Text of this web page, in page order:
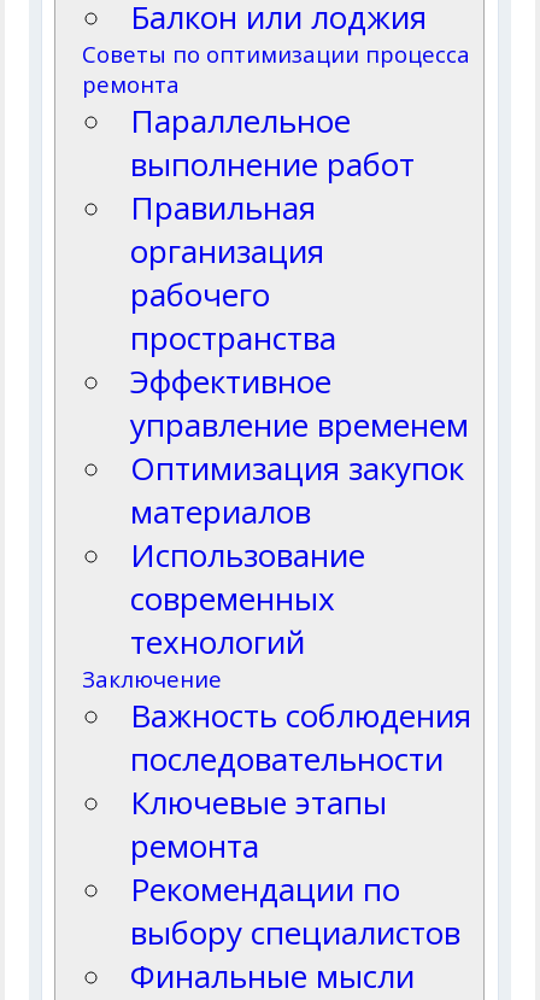
Балкон или лоджия
Советы по оптимизации процесса
ремонта
Параллельное
выполнение работ
Правильная
организация
рабочего
пространства
Эффективное
управление временем
Оптимизация закупок
материалов
Использование
современных
технологий
Заключение
Важность соблюдения
последовательности
Ключевые этапы
ремонта
Рекомендации по
выбору специалистов
Финальные мысли